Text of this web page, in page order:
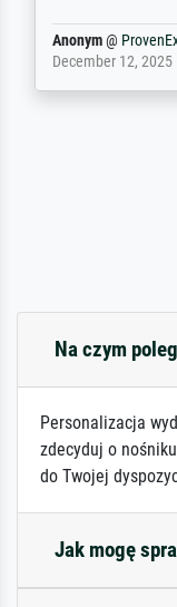
Reinhold,@
April 22, 2026
Na czym
Personalizacja
zdecyduj o
do Twojej
Jak mogę